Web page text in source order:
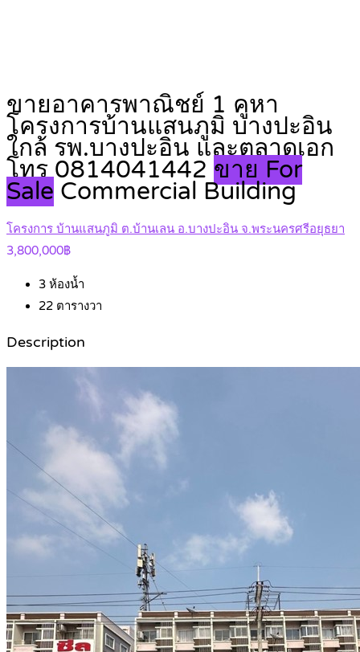
ขายอาคารพาณิชย์ 1 คูหา
โครงการบ้านแสนภูมิ บางปะอิน
ใกล้ รพ.บางปะอิน และตลาดเอก
โทร 0814041442 ขาย For
Sale Commercial Building
โครงการ บ้านแสนภูมิ ต.บ้านเลน อ.บางปะอิน จ.พระนครศรีอยุธยา
3,800,000฿
3 ห้องน้ำ
22 ตารางวา
Description